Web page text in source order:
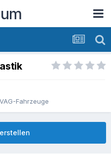
Fahrzeuge